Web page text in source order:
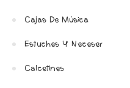
Cajas De Música
Estuches Y Neceser
Calcetines